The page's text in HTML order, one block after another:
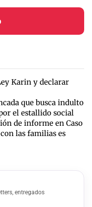
Karin y declarar
que busca indulto
el estallido social
de informe en Caso
las familias es
entregados